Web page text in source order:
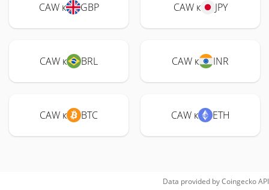
CAW к GBP CAW к JPY
CAW к BRL CAW к INR
CAW к BTC CAW к ETH
Data provided byCoingeckoAPI